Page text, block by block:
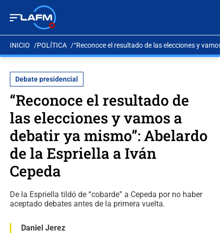
INICIO POLÍTICA “Reconoce el resultado de las elecciones y
Debate presidencial
“Reconoce el resultado de
las elecciones y vamos a
debatir ya mismo”: Abelardo
de la Espriella a Iván
Cepeda
De la Espriella tildó de “cobarde” a Cepeda por no haber
aceptado debates antes de la primera vuelta.
Daniel Jerez